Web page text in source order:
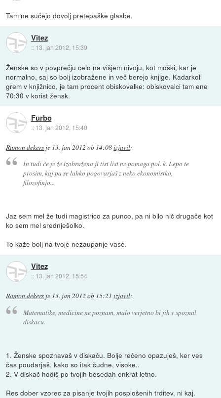
Tam ne sučejo dovolj pretepaške glasbe.
Vitez
:: 13. jan 2012, 15:39
Ženske so v povprečju celo na višjem nivoju, kot moški, kar je
normalno, saj so bolj izobražene in več berejo knjige. Kadarkoli
grem v knjižnico, je tam procent obiskovalke: obiskovalci tam ene
70:30 v korist žensk.
Furbo
:: 13. jan 2012, 15:40
Ramon dekers je 13. jan 2012 ob 14:08izjavil:
In tudi če je že izobražena ji tist list ne pomaga pol. k. Lepo te
prosim, kaj pa se lahko pogovarjaš z neko ekonomistko,
filozofinjo...
Jaz sem mel že tudi magistrico za punco, pa ni bilo nič drugače kot
ko sem mel srednješolko.
To kaže bolj na tvoje nezaupanje vase.
Vitez
:: 13. jan 2012, 15:54
Ramon dekers je 13. jan 2012 ob 15:21 izjavil:
Matematike, medicine ne poznam, malo verjetno bi jih v spoznal
diskacu.
1. Ženske spoznavaš v diskaču. Bolje rečeno opazuješ, ker ves
čas poudarjaš, kako so itak čudne, visoke..
2. V diskač hodiš po tvojih besedah enkrat letno.
Res dober vzorec za pisanje tvojih posplošenih trditev, ni kaj.